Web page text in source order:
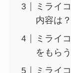
ミライ
内容は？
ミライ
をもら
ミライ